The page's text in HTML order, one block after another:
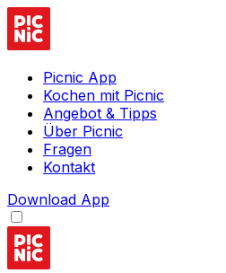
Picnic App
Kochen mit Picnic
Angebot & Tipps
Über Picnic
Fragen
Kontakt
Download App